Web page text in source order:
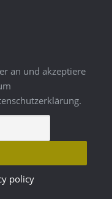
an und akzeptiere
policy